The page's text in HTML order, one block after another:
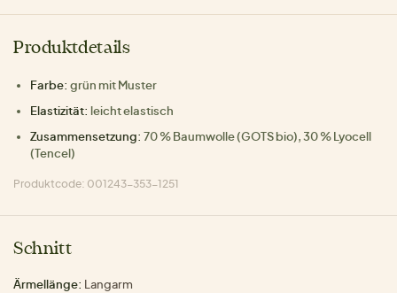
Produktdetails
Farbe: grün mit Muster
Elastizität: leicht elastisch
Zusammensetzung: 70 % Baumwolle (GOTS bio), 30 % Lyocell
(Tencel)
Produktcode: 001243-353-1251
Schnitt
Ärmellänge: Langarm